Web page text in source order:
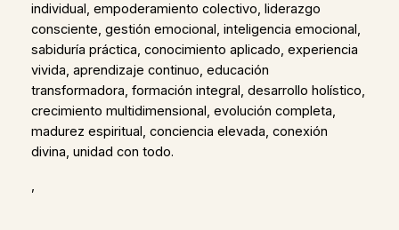
individual, empoderamiento colectivo, liderazgo
consciente, gestión emocional, inteligencia emocional,
sabiduría práctica, conocimiento aplicado, experiencia
vivida, aprendizaje continuo, educación
transformadora, formación integral, desarrollo holístico,
crecimiento multidimensional, evolución completa,
madurez espiritual, conciencia elevada, conexión
divina, unidad con todo.
,